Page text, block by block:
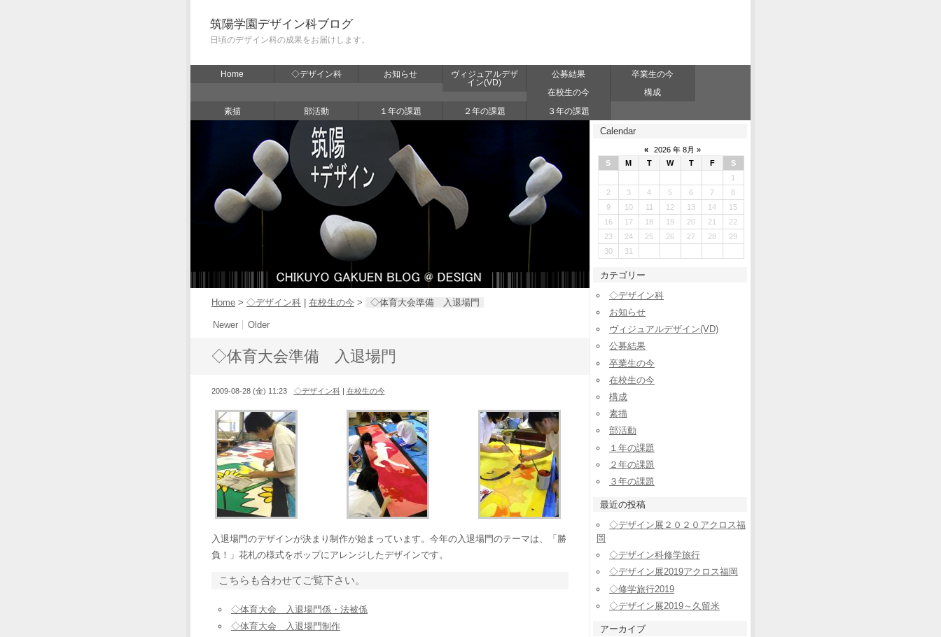
筑陽学園デザイン科ブログ
日頃のデザイン科の成果をお届けします。
Home ◇デザイン科 お知らせ
ヴィジュアルデザ
イン(VD)
公募結果
卒業生の今
在校生の今
構成
素描
部活動 １年の課題 ２年の課題 ３年の課題
Home > ◇デザイン科 在校生の今 > ◇体育大会準備 入退場門
Newer Older
◇体育大会準備 入退場門
2009-08-28 (金) 11:23 ◇デザイン科| 在校生の今
入退場門のデザインが決まり制作が始まっています。今年の入退場門のテーマは、「勝
負！」花札の様式をポップにアレンジしたデザインです。
こちらも合わせてご覧下さい。
◇体育大会 入退場門係・法被係
◇体育大会 入退場門制作
Calendar
«
2026 年 8月 »
S
M T W T F
S
1
2
3 4 5 6 7
8
9
10 11 12 13 14
15
16
17 18 19 20 21
22
23
24 25 26 27 28
29
30
31
カテゴリー
◇デザイン科
お知らせ
ヴィジュアルデザイン(VD)
公募結果
卒業生の今
在校生の今
構成
素描
部活動
１年の課題
２年の課題
３年の課題
最近の投稿
◇デザイン展２０２０アクロス福
岡
◇デザイン科修学旅行
◇デザイン展2019アクロス福岡
◇修学旅行2019
◇デザイン展2019～久留米
アーカイブ